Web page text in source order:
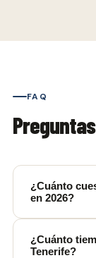
FAQ
Preguntas
¿Cuánto
en 2026?
¿Cuánto
Tenerife?